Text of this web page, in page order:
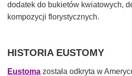
dodatek do bukietów kwiatowych,
kompozycji florystycznych.
HISTORIA EUSTOMY
Eustoma została odkryta w